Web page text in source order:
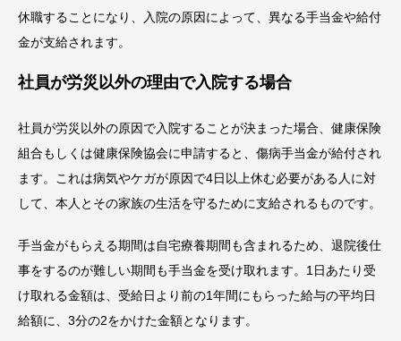
休職することになり、入院の原因によって、異なる手当金や給付
金が支給されます。
社員が労災以外の理由で入院する場合
社員が労災以外の原因で入院することが決まった場合、健康保険
組合もしくは健康保険協会に申請すると、傷病手当金が給付され
ます。これは病気やケガが原因で4日以上休む必要がある人に対
して、本人とその家族の生活を守るために支給されるものです。
手当金がもらえる期間は自宅療養期間も含まれるため、退院後仕
事をするのが難しい期間も手当金を受け取れます。1日あたり受
け取れる金額は、受給日より前の1年間にもらった給与の平均日
給額に、3分の2をかけた金額となります。